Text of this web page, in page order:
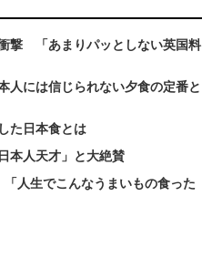
撃 「あまりパッとしない英国料
人には信じられない夕食の定番と
た日本食とは
本人天才」と大絶賛
人生でこんなうまいもの食った